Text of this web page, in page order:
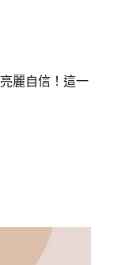
麗自信！這一